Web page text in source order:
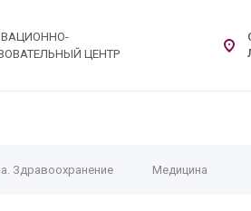
ЦЕНТР
Здравоохранение Медицина